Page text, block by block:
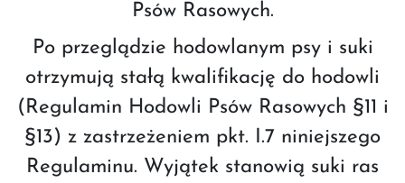
Psów Rasowych.
Po przeglądzie hodowlanym psy i suki
otrzymują stałą kwalifikację do hodowli
(Regulamin Hodowli Psów Rasowych §11 i
§13) z zastrzeżeniem pkt. I.7 niniejszego
Regulaminu. Wyjątek stanowią suki ras